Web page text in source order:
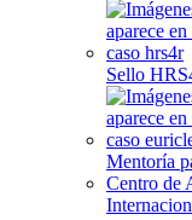
Sello
Mentoría
Centro de